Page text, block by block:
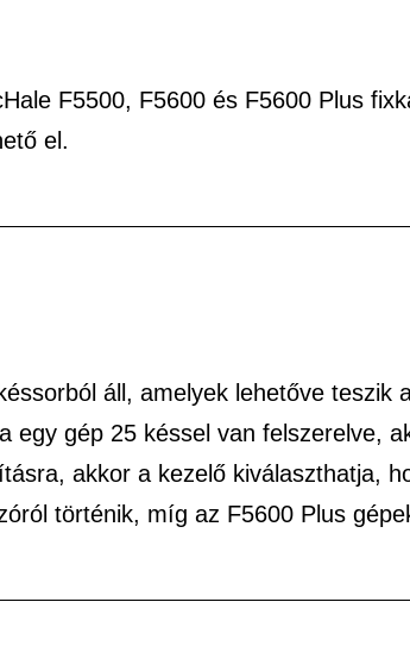
F5500, F5600 és F5600 Plus
el.
áll, amelyek lehetőve teszik
egy gép 25 késsel van felszerelve,
akkor a kezelő kiválaszthatja,
történik, míg az F5600 Plus